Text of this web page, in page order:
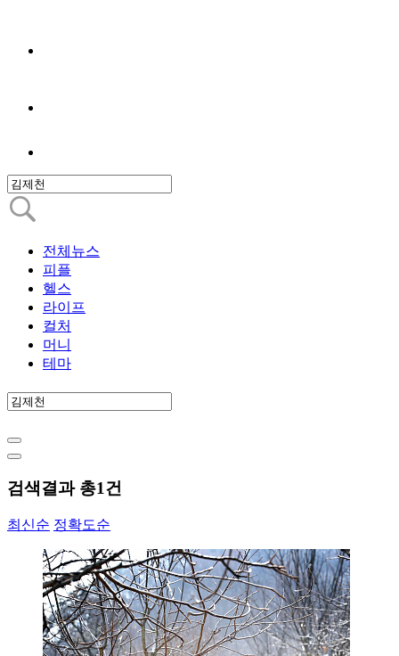
전체뉴스
피플
헬스
라이프
컬처
머니
테마
검색결과 총1건
최신순 정확도순